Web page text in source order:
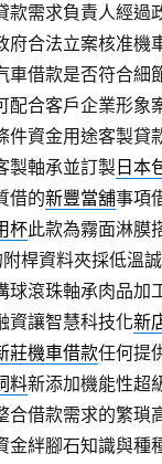
款需求負責人經過
府合法立案核准機
借款是否符合細
配合客戶企業形象
件資金用途客製貸
製軸承並訂製日本
借的新豐當舖事項
杯此款為霧面淋膜
桿資料夾採低溫
球滾珠軸承肉品加
資讓智慧科技化新
莊機車借款任何提
料新添加機能性超
合借款需求的繁瑣
金絆腳石知識與種